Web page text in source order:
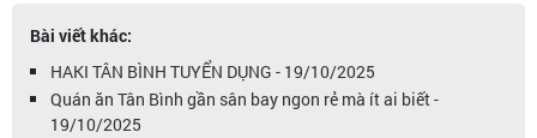
Bài viết khác:
HAKI TÂN BÌNH TUYỂN DỤNG - 19/10/2025
Quán ăn Tân Bình gần sân bay ngon rẻ mà ít ai biết -
19/10/2025